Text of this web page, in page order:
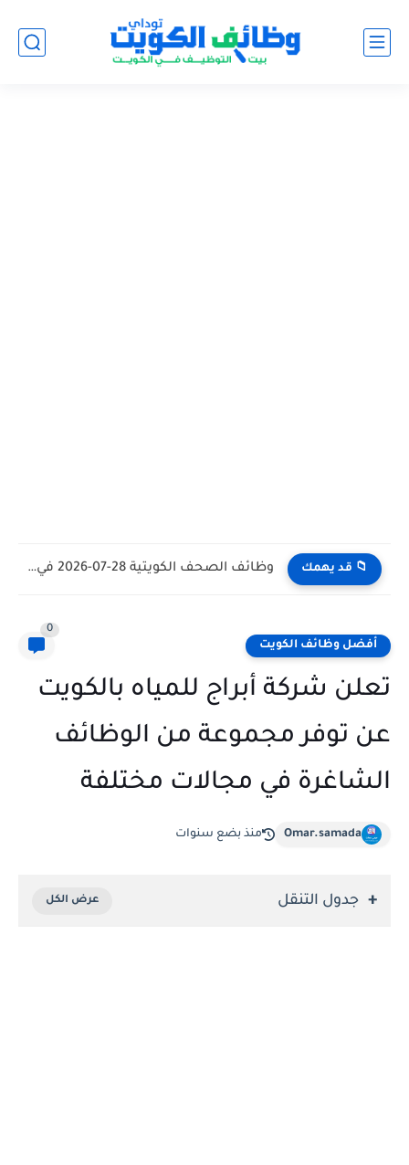
📁 قد يهمك وظائف الكويت اليوم بتاريخ 28-07-2026 للأجانب والمواطنين في مختلف التخصصات
أفضل وظائف الكويت
0
تعلن شركة أبراج للمياه بالكويت
عن توفر مجموعة من الوظائف
الشاغرة في مجالات مختلفة
Omar.samada منذ بضع سنوات
جدول التنقل